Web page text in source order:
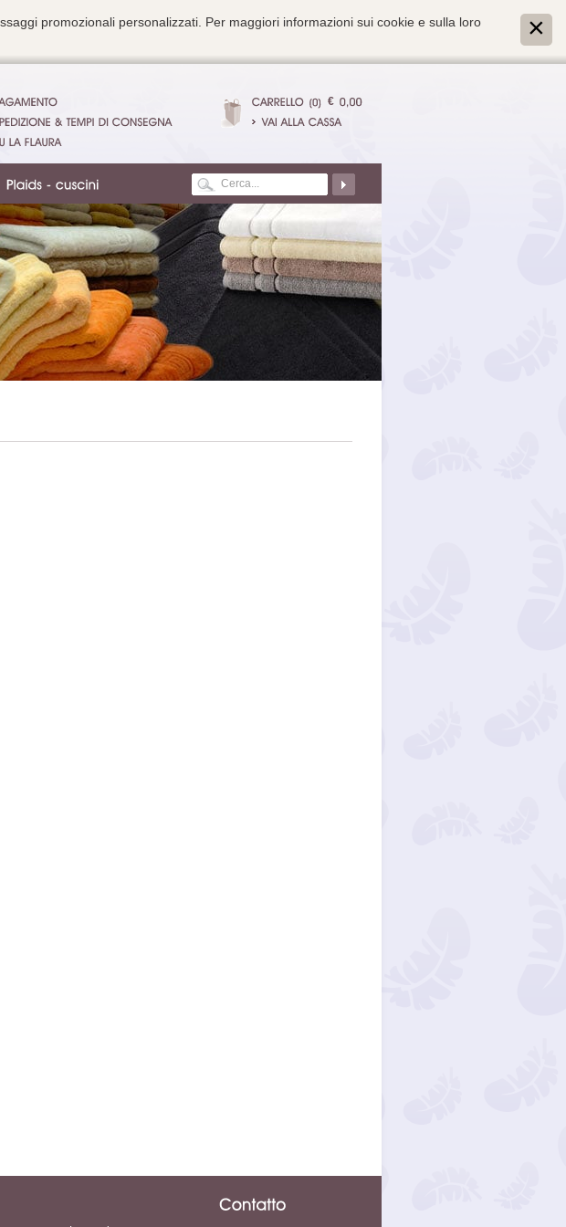
promozionali personalizzati. Per maggiori informazioni sui cookie e sulla loro
€